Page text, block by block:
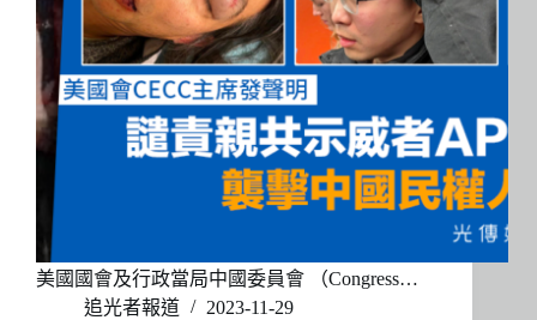
美國國會及行政當局中國委員會 （Congress…
追光者報道
2023-11-29